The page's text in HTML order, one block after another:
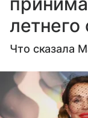
летнего
Что сказала